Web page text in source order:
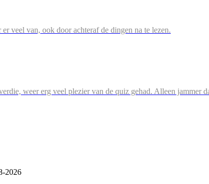
veel van, ook door achteraf de dingen na te lezen.
weer erg veel plezier van de quiz gehad. Alleen jammer
2026